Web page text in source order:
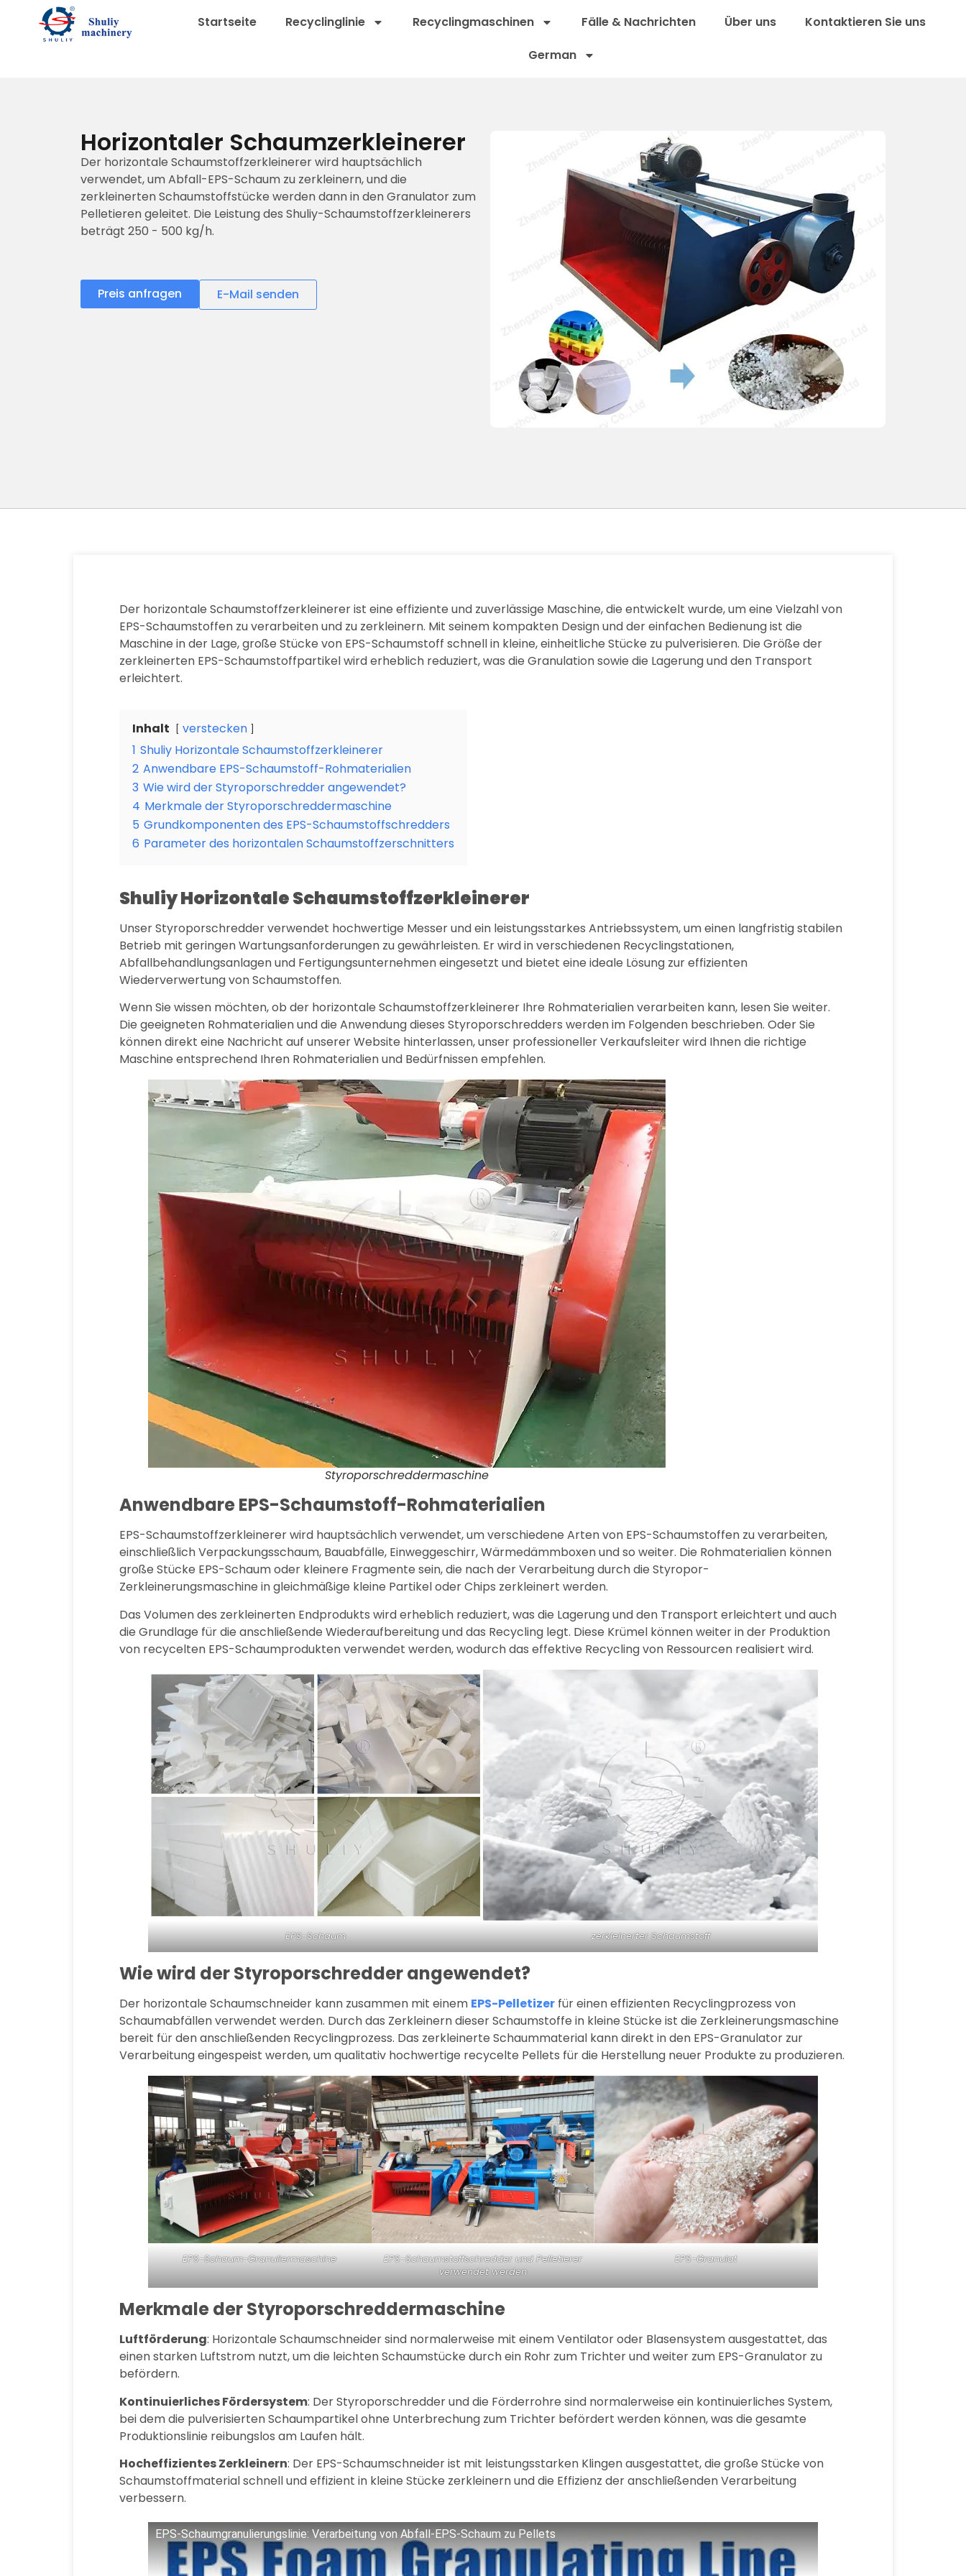
Startseite Recyclinglinie Recyclingmaschinen Fälle & Nachrichten Über uns
Kontaktieren Sie uns
German
Horizontaler Schaumzerkleinerer
Der horizontale Schaumstoffzerkleinerer wird hauptsächlich
verwendet, um Abfall-EPS-Schaum zu zerkleinern, und die
zerkleinerten Schaumstoffstücke werden dann in den Granulator zum
Pelletieren geleitet. Die Leistung des Shuliy-Schaumstoffzerkleinerers
beträgt 250 - 500 kg/h.
Preis anfragen E-Mail senden
Der horizontale Schaumstoffzerkleinerer ist eine effiziente und zuverlässige Maschine, die entwickelt wurde, um eine Vielzahl von
EPS-Schaumstoffen zu verarbeiten und zu zerkleinern. Mit seinem kompakten Design und der einfachen Bedienung ist die
Maschine in der Lage, große Stücke von EPS-Schaumstoff schnell in kleine, einheitliche Stücke zu pulverisieren. Die Größe der
zerkleinerten EPS-Schaumstoffpartikel wird erheblich reduziert, was die Granulation sowie die Lagerung und den Transport
erleichtert.
Inhalt
verstecken
1 Shuliy Horizontale Schaumstoffzerkleinerer
2 Anwendbare EPS-Schaumstoff-Rohmaterialien
3 Wie wird der Styroporschredder angewendet?
4 Merkmale der Styroporschreddermaschine
5 Grundkomponenten des EPS-Schaumstoffschredders
6 Parameter des horizontalen Schaumstoffzerschnitters
Shuliy Horizontale Schaumstoffzerkleinerer
Unser Styroporschredder verwendet hochwertige Messer und ein leistungsstarkes Antriebssystem, um einen langfristig stabilen
Betrieb mit geringen Wartungsanforderungen zu gewährleisten. Er wird in verschiedenen Recyclingstationen,
Abfallbehandlungsanlagen und Fertigungsunternehmen eingesetzt und bietet eine ideale Lösung zur effizienten
Wiederverwertung von Schaumstoffen.
Wenn Sie wissen möchten, ob der horizontale Schaumstoffzerkleinerer Ihre Rohmaterialien verarbeiten kann, lesen Sie weiter.
Die geeigneten Rohmaterialien und die Anwendung dieses Styroporschredders werden im Folgenden beschrieben. Oder Sie
können direkt eine Nachricht auf unserer Website hinterlassen, unser professioneller Verkaufsleiter wird Ihnen die richtige
Maschine entsprechend Ihren Rohmaterialien und Bedürfnissen empfehlen.
Styroporschreddermaschine
Anwendbare EPS-Schaumstoff-Rohmaterialien
EPS-Schaumstoffzerkleinerer wird hauptsächlich verwendet, um verschiedene Arten von EPS-Schaumstoffen zu verarbeiten,
einschließlich Verpackungsschaum, Bauabfälle, Einweggeschirr, Wärmedämmboxen und so weiter. Die Rohmaterialien können
große Stücke EPS-Schaum oder kleinere Fragmente sein, die nach der Verarbeitung durch die Styropor-
Zerkleinerungsmaschine in gleichmäßige kleine Partikel oder Chips zerkleinert werden.
Das Volumen des zerkleinerten Endprodukts wird erheblich reduziert, was die Lagerung und den Transport erleichtert und auch
die Grundlage für die anschließende Wiederaufbereitung und das Recycling legt. Diese Krümel können weiter in der Produktion
von recycelten EPS-Schaumprodukten verwendet werden, wodurch das effektive Recycling von Ressourcen realisiert wird.
EPS-Schaum zerkleinerter Schaumstoff
Wie wird der Styroporschredder angewendet?
Der horizontale Schaumschneider kann zusammen mit einem EPS-Pelletizer für einen effizienten Recyclingprozess von
Schaumabfällen verwendet werden. Durch das Zerkleinern dieser Schaumstoffe in kleine Stücke ist die Zerkleinerungsmaschine
bereit für den anschließenden Recyclingprozess. Das zerkleinerte Schaummaterial kann direkt in den EPS-Granulator zur
Verarbeitung eingespeist werden, um qualitativ hochwertige recycelte Pellets für die Herstellung neuer Produkte zu produzieren.
EPS-Schaum-Granuliermaschine
EPS-Schaumstoffschredder und Pelletierer
verwendet werden
EPS-Granulat
Merkmale der Styroporschreddermaschine
Luftförderung: Horizontale Schaumschneider sind normalerweise mit einem Ventilator oder Blasensystem ausgestattet, das
einen starken Luftstrom nutzt, um die leichten Schaumstücke durch ein Rohr zum Trichter und weiter zum EPS-Granulator zu
befördern.
Kontinuierliches Fördersystem: Der Styroporschredder und die Förderrohre sind normalerweise ein kontinuierliches System,
bei dem die pulverisierten Schaumpartikel ohne Unterbrechung zum Trichter befördert werden können, was die gesamte
Produktionslinie reibungslos am Laufen hält.
Hocheffizientes Zerkleinern: Der EPS-Schaumschneider ist mit leistungsstarken Klingen ausgestattet, die große Stücke von
Schaumstoffmaterial schnell und effizient in kleine Stücke zerkleinern und die Effizienz der anschließenden Verarbeitung
verbessern.
EPS-Schaumgranulierungslinie: Verarbeitung von Abfall-EPS-Schaum zu Pellets